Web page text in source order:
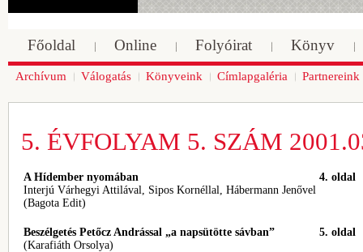
Főoldal Online Folyóirat Könyv
Archívum Válogatás Könyveink Címlapgaléria Partnereink
5. ÉVFOLYAM 5. SZÁM
A Hídember nyomában
Interjú Várhegyi Attilával, Sipos Kornéllal, Hábermann Jenővel
(Bagota Edit)
4. oldal
Beszélgetés Petőcz Andrással „a napsütötte sávban”
(Karafiáth Orsolya)
5. oldal